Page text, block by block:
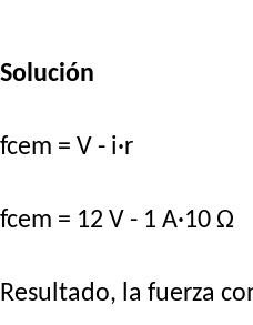
Solución
fcem = V - i·r
fcem = 12 V - 1 A·10 Ω
Resultado, la fuerza